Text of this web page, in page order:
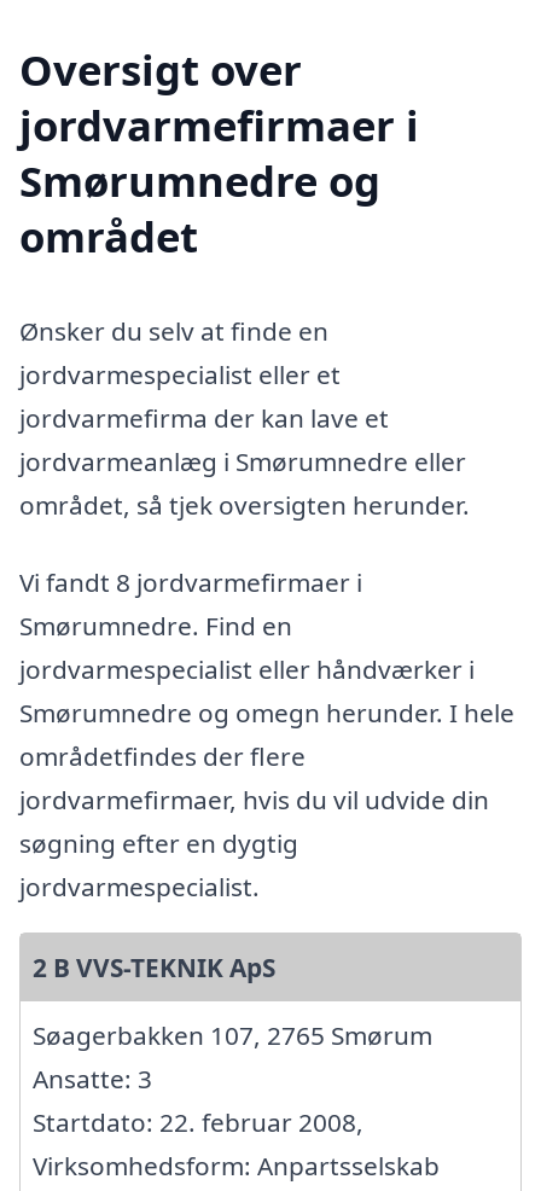
Oversigt over
jordvarmefirmaer i
Smørumnedre og
området
Ønsker du selv at finde en
jordvarmespecialist eller et
jordvarmefirma der kan lave et
jordvarmeanlæg i Smørumnedre eller
området, så tjek oversigten herunder.
Vi fandt 8 jordvarmefirmaer i
Smørumnedre. Find en
jordvarmespecialist eller håndværker i
Smørumnedre og omegn herunder. I hele
områdetfindes der flere
jordvarmefirmaer, hvis du vil udvide din
søgning efter en dygtig
jordvarmespecialist.
2 B VVS-TEKNIK ApS
Søagerbakken 107, 2765 Smørum
Ansatte: 3
Startdato: 22. februar 2008,
Virksomhedsform: Anpartsselskab